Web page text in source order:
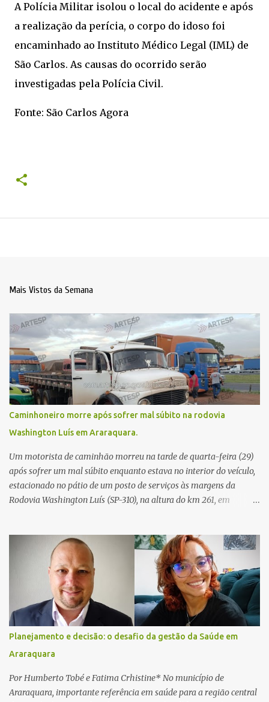
A Polícia Militar isolou o local do acidente e após
a realização da perícia, o corpo do idoso foi
encaminhado ao Instituto Médico Legal (IML) de
São Carlos. As causas do ocorrido serão
investigadas pela Polícia Civil.
Fonte: São Carlos Agora
Mais Vistos da Semana
Caminhoneiro morre após sofrer mal súbito na rodovia
Washington Luís em Araraquara.
Um motorista de caminhão morreu na tarde de quarta-feira (29)
após sofrer um mal súbito enquanto estava no interior do veículo,
estacionado no pátio de um posto de serviços às margens da
Rodovia Washington Luís (SP-310), na altura do km 261, em
relatos de que havia um condutor inconsciente dentro de um
caminhão. Equipes de resgate foram rapidamente deslocadas ao
local e encontraram a vítima em parada cardiorrespiratória. Os
socorristas iniciaram imediatamente as manobras de reanimação
cardiopulmonar (RCP), porém, apesar de todos os esforços, o
motorista não respondeu aos procedimentos. Às 17h03, médicos
da Unidade de Suporte Avançado constataram o óbito da vítima.
Fonte: São Carlos Agora
Planejamento e decisão: o desafio da gestão da Saúde em
Araraquara
Por Humberto Tobé e Fatima Crhistine* No município de
Araraquara, importante referência em saúde para a região central